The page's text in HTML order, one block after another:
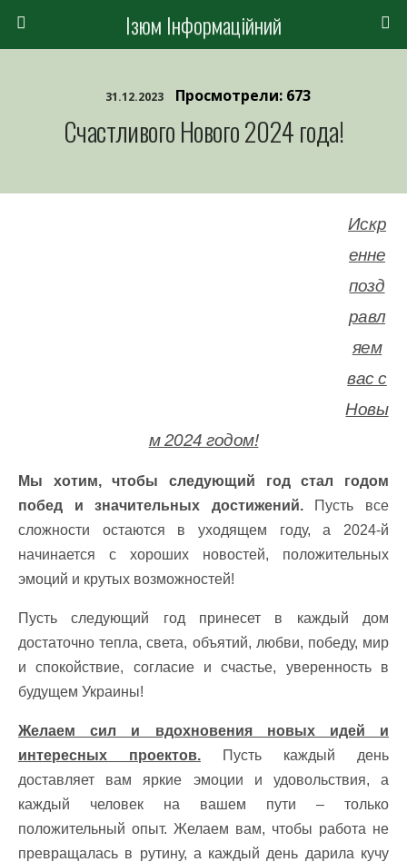
Ізюм Інформаційний
31.12.2023 Просмотрели: 673
Счастливого Нового 2024 года!
Искр
енне
позд
равл
яем
вас с
Новы
м 2024 годом!
Мы хотим, чтобы следующий год стал годом
побед и значительных достижений.Пусть все
сложности остаются в уходящем году, а 2024-й
начинается с хороших новостей, положительных
эмоций и крутых возможностей!
Пусть следующий год принесет в каждый дом
достаточно тепла, света, объятий, любви, победу, мир
и спокойствие, согласие и счастье, уверенность в
будущем Украины!
Желаем сил и вдохновения новых идей и
интересных проектов. Пусть каждый день
доставляет вам яркие эмоции и удовольствия, а
каждый человек на вашем пути – только
положительный опыт. Желаем вам, чтобы работа не
превращалась в рутину, а каждый день дарила кучу